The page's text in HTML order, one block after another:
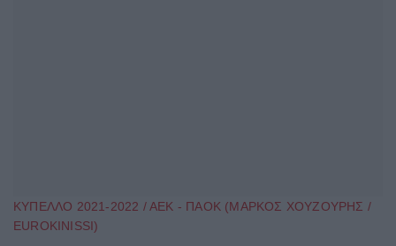
ΚΥΠΕΛΛΟ 2021-2022 / ΑΕΚ - ΠΑΟΚ (ΜΑΡΚΟΣ ΧΟΥΖΟΥΡΗΣ /
EUROKINISSI)